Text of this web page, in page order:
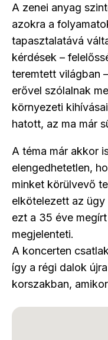
A zenei anyag
azokra a
tapasztalatává
kérdések –
teremtett világban
erővel szólalnak
környezeti
hatott, az ma már
A téma már akkor
elengedhetetlen,
minket körülvevő
elkötelezett az
ezt a 35 éve
megjelenteti.
A koncerten
így a régi dalok
korszakban,